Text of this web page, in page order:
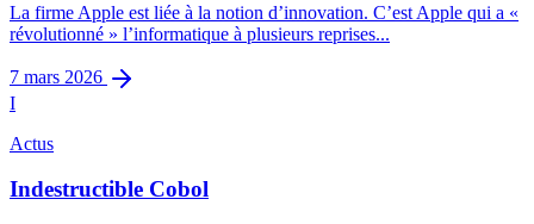
La firme Apple est liée à la notion d’innovation. C’est Apple qui a «
révolutionné » l’informatique à plusieurs reprises...
7 mars 2026
I
Actus
Indestructible Cobol